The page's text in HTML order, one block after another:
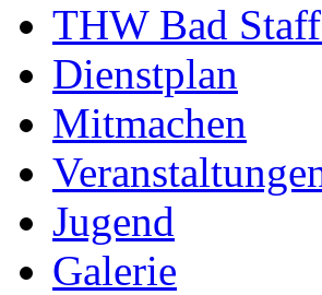
THW Bad
Dienstplan
Mitmachen
Jugend
Galerie